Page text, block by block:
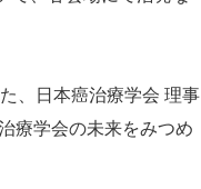
、日本癌治療学会 理事
療学会の未来をみつめ